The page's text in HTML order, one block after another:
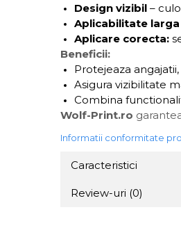
Design vizibil –
Aplicabilitate larga
Aplicare corecta:
Beneficii:
Protejeaza
Asigura vizibilitate
Combina
Wolf-Print.ro
Informatii conformitate
Caracteristici
Review-uri (0)